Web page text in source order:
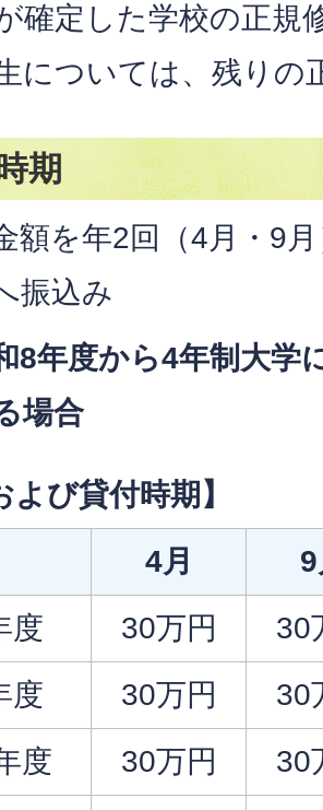
確定した学校の正規
については、残りの
期
額を年2回（4月・9
振込み
8年度から4年制大学
場合
よび貸付時期】
4月
度
30万円
30
度
30万円
30
度
30万円
30